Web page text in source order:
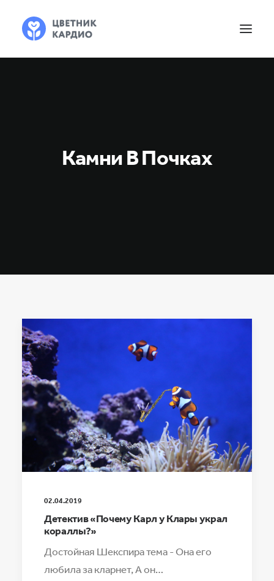
Камни В Почках
02.04.2019
Детектив «Почему Карл у Клары украл
кораллы?»
Достойная Шекспира тема - Она его
любила за кларнет, А он…